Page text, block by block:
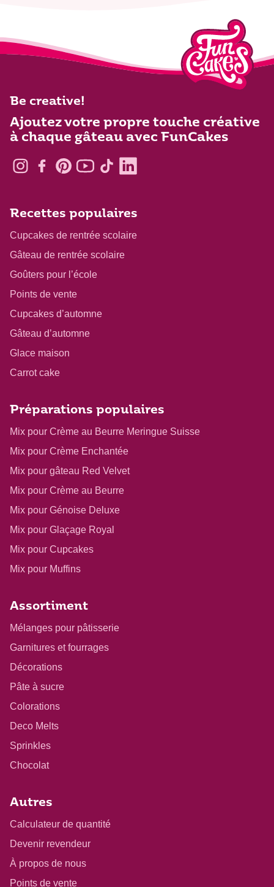
Be creative!
Ajoutez votre propre touche créative
à chaque gâteau avec FunCakes
Recettes populaires
Cupcakes de rentrée scolaire
Gâteau de rentrée scolaire
Goûters pour l’école
Points de vente
Cupcakes d’automne
Gâteau d’automne
Glace maison
Carrot cake
Préparations populaires
Mix pour Crème au Beurre Meringue Suisse
Mix pour Crème Enchantée
Mix pour gâteau Red Velvet
Mix pour Crème au Beurre
Mix pour Génoise Deluxe
Mix pour Glaçage Royal
Mix pour Cupcakes
Mix pour Muffins
Assortiment
Mélanges pour pâtisserie
Garnitures et fourrages
Décorations
Pâte à sucre
Colorations
Deco Melts
Sprinkles
Chocolat
Autres
Calculateur de quantité
Devenir revendeur
À propos de nous
Points de vente